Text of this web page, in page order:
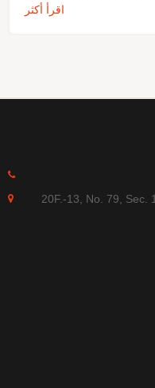
اقرأ أكثر
20F.-13, No. 79, Sec.